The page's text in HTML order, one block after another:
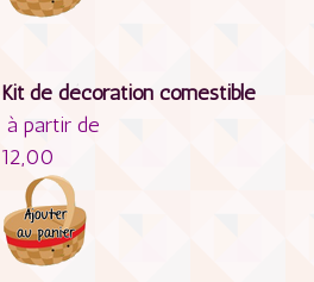
Kit de décoration comestible
à partir de
12,00